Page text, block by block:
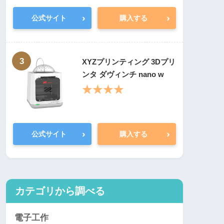
公式サイト › 購入する ›
3
XYZプリンティング 3Dプリ
ンタ ダヴィンチ nano w
★★★★
公式サイト › 購入する ›
カテゴリから調べる
電子工作